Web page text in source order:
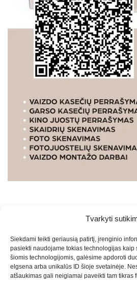
Tvarkyti
Siekdami teikti geriausią patirtį, įrenginio
pasiekti naudojame tokias technologijas kaip
šiomis technologijomis, galėsime apdoroti
elgsena arba unikalūs ID šioje svetainėje.
atšaukimas gali neigiamai paveikti tam tikras
PASLAUGOS. SEO tekstų
straipsnių rašymas ir talpinimas į
svetaines.2026Armijai.LTTheme:
Themes.